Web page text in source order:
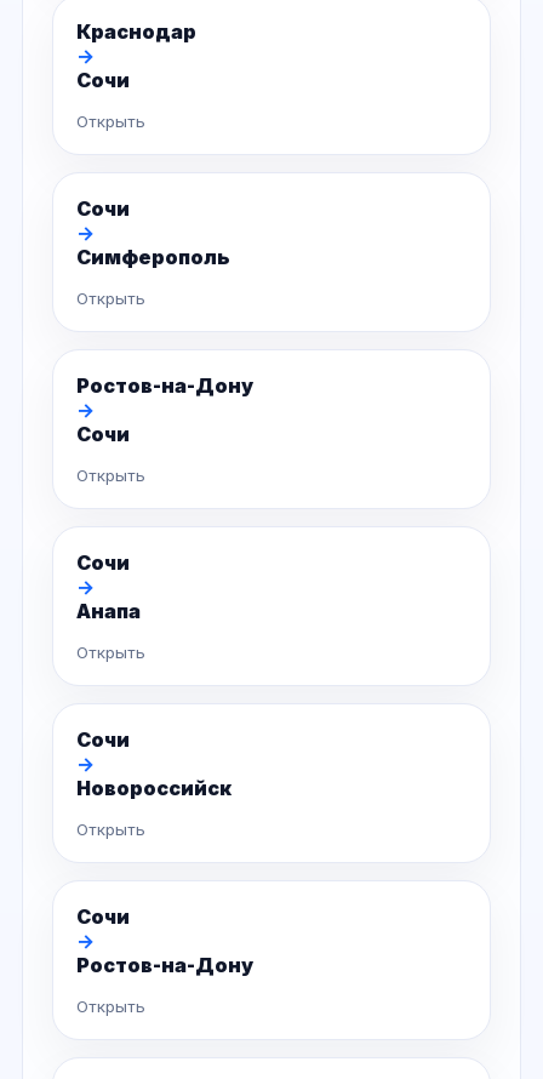
Краснодар
→
Сочи
Открыть
Сочи
→
Симферополь
Открыть
Ростов-на-Дону
→
Сочи
Открыть
Сочи
→
Анапа
Открыть
Сочи
→
Новороссийск
Открыть
Сочи
→
Ростов-на-Дону
Открыть